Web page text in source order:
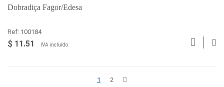
Dobradiça Fagor/Edesa
Ref: 100184
$ 11.51 IVA incluído
1 2